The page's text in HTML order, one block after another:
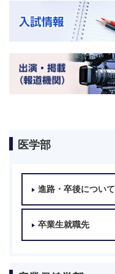
医学部
進路・卒後について
卒業生就職先